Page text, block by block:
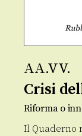
AA.VV.
Crisi
Riforma o
Il Quaderno